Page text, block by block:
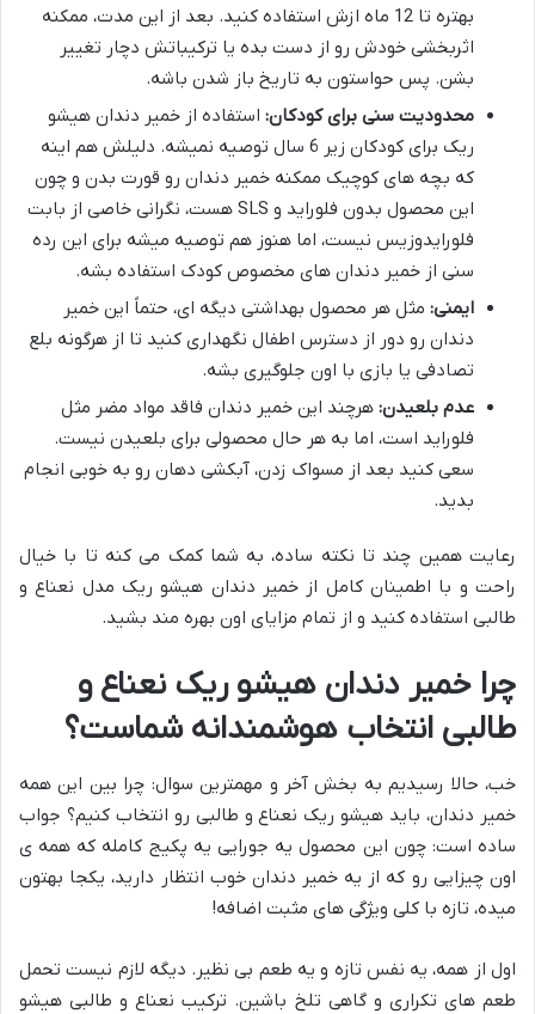
بهتره تا 12 ماه ازش استفاده کنید. بعد از این مدت، ممکنه
اثربخشی خودش رو از دست بده یا ترکیباتش دچار تغییر
بشن. پس حواستون به تاریخ باز شدن باشه.
محدودیت سنی برای کودکان: استفاده از خمیر دندان هیشو
ریک برای کودکان زیر 6 سال توصیه نمیشه. دلیلش هم اینه
که بچه های کوچیک ممکنه خمیر دندان رو قورت بدن و چون
این محصول بدون فلوراید و SLS هست، نگرانی خاصی از بابت
فلورایدوزیس نیست، اما هنوز هم توصیه میشه برای این رده
سنی از خمیر دندان های مخصوص کودک استفاده بشه.
ایمنی: مثل هر محصول بهداشتی دیگه ای، حتماً این خمیر
دندان رو دور از دسترس اطفال نگهداری کنید تا از هرگونه بلع
تصادفی یا بازی با اون جلوگیری بشه.
عدم بلعیدن: هرچند این خمیر دندان فاقد مواد مضر مثل
فلوراید است، اما به هر حال محصولی برای بلعیدن نیست.
سعی کنید بعد از مسواک زدن، آبکشی دهان رو به خوبی انجام
بدید.
رعایت همین چند تا نکته ساده، به شما کمک می کنه تا با خیال
راحت و با اطمینان کامل از خمیر دندان هیشو ریک مدل نعناع و
طالبی استفاده کنید و از تمام مزایای اون بهره مند بشید.
چرا خمیر دندان هیشو ریک نعناع و
طالبی انتخاب هوشمندانه شماست؟
خب، حالا رسیدیم به بخش آخر و مهمترین سوال: چرا بین این همه
خمیر دندان، باید هیشو ریک نعناع و طالبی رو انتخاب کنیم؟ جواب
ساده است: چون این محصول یه جورایی یه پکیج کامله که همه ی
اون چیزایی رو که از یه خمیر دندان خوب انتظار دارید، یکجا بهتون
میده، تازه با کلی ویژگی های مثبت اضافه!
اول از همه، یه نفس تازه و یه طعم بی نظیر. دیگه لازم نیست تحمل
طعم های تکراری و گاهی تلخ باشین. ترکیب نعناع و طالبی هیشو